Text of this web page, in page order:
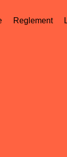
Reglement